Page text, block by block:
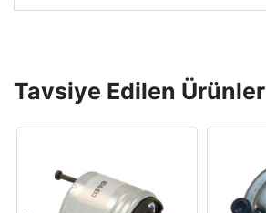
Tavsiye Edilen Ürünler